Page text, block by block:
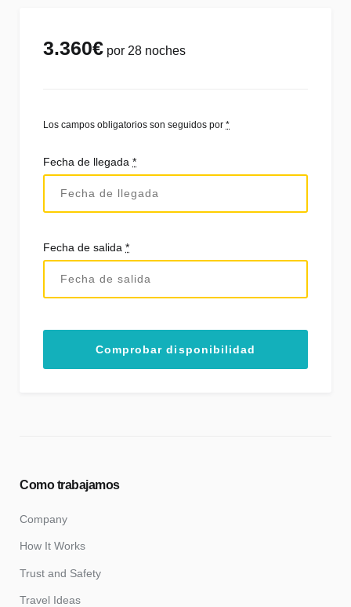
3.360€ por 28 noches
Los campos obligatorios son seguidos por *
Fecha de llegada *
Fecha de salida *
Como trabajamos
Company
How It Works
Trust and Safety
Travel Ideas